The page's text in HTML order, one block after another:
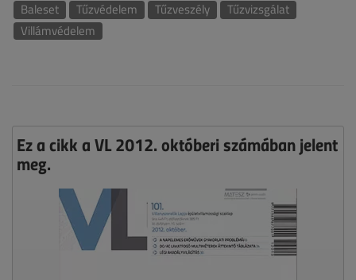
Baleset Tűzvédelem Tűzveszély
Tűzvizsgálat
Villámvédelem
Ez a cikk a VL 2012. októberi számában jelent
meg.